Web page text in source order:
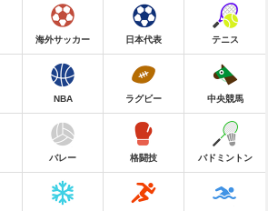
海外サッカー 日本代表 テニス
NBA ラグビー 中央競馬
バレー 格闘技 バドミントン